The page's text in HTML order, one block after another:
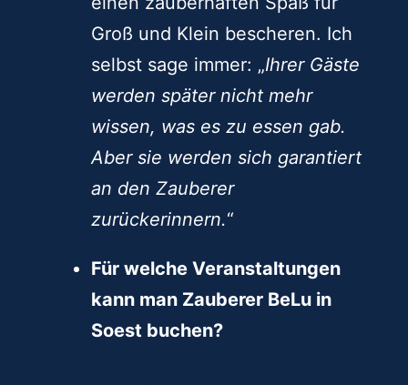
zugleich auflockernde
Momente sorgen. Er wird Ihnen
einen zauberhaften Spaß für
Groß und Klein bescheren. Ich
selbst sage immer: „Ihrer Gäste
werden später nicht mehr
wissen, was es zu essen gab.
an den Zauberer
zurückerinnern.“